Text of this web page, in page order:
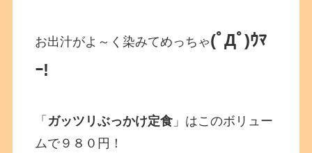
お出汁がよ～く染みてめっちゃ(ﾟДﾟ)ｳﾏ
ｰ!
「 ガッツリぶっかけ定食 」はこのボリュー
ムで９８０円！